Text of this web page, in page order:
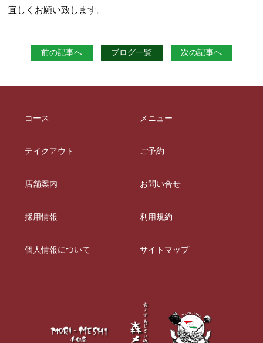
宜しくお願い致します。
前の記事へ ブログ一覧 次の記事へ
コース メニュー
テイクアウト ご予約
店舗案内 お問い合せ
採用情報 利用規約
個人情報について サイトマップ